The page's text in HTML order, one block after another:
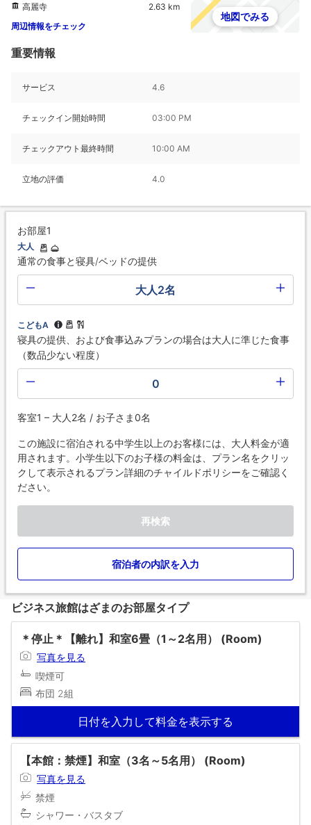
高麗寺
2.63 km
周辺情報をチェック
地図でみる
重要情報
サービス 4.6
チェックイン開始時間 03:00 PM
チェックアウト最終時間 10:00 AM
立地の評価 4.0
お部屋1
大人
通常の食事と寝具/ベッドの提供
大人2名
こどもA
寝具の提供、および食事込みプランの場合は大人に準じた食事
（数品少ない程度）
0
客室1 – 大人2名 / お子さま0名
この施設に宿泊される中学生以上のお客様には、大人料金が適
用されます。小学生以下のお子様の料金は、プラン名をクリッ
クして表示されるプラン詳細のチャイルドポリシーをご確認く
ださい。
再検索
宿泊者の内訳を入力
ビジネス旅館はざまのお部屋タイプ
＊停止＊【離れ】和室6畳（1～2名用） (Room)
写真を見る
喫煙可
布団 2組
日付を入力して料金を表示する
【本館：禁煙】和室（3名～5名用） (Room)
写真を見る
禁煙
シャワー・バスタブ